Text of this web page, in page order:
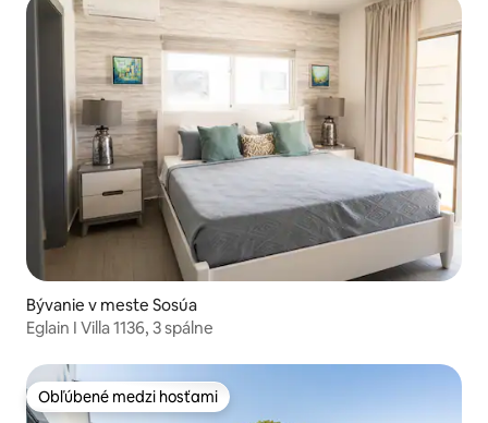
Bývanie v meste Sosúa
Eglain I Villa 1136, 3 spálne
Obľúbené medzi hosťami
Obľúbené medzi hosťami